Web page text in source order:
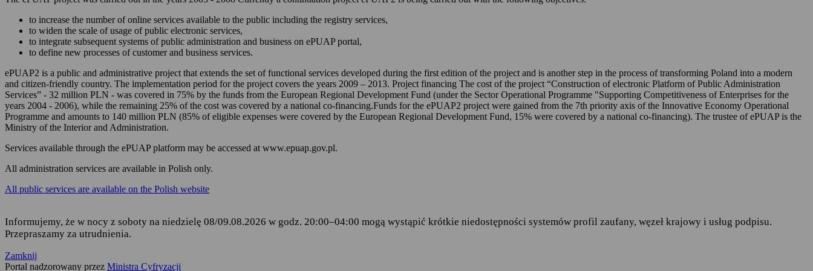
zarządzania Twoim kontem na ePUAP-ie,
korzystania z usług online udostępnionych na ePUAP-ie i w serwisie mObywatel.gov.pl,
składania podań i wniosków za pomocą formularzy elektronicznych udostępnionych na ePUAP-ie,
odbierania korespondencji doręczanej przez podmioty publiczne.
Podstawę przetwarzania danych stanowią:
Rozporządzenie Parlamentu Europejskiego i Rady (UE) 2016/679 z dnia 27 kwietnia 2016 r. w sprawie ochrony osób
fizycznych w związku z przetwarzaniem danych osobowych i w sprawie swobodnego przepływu takich danych oraz
Ustawa z dnia 17 lutego 2005 r. o informatyzacji działalności podmiotów realizujących zadania publiczne
ust. 1 i 2,
Rozporządzenie Ministra Cyfryzacji z dnia 5 października 2016 r. w sprawie zakresu i warunków korzystania z
elektronicznej platformy usług administracji publicznej.
Odbiorcą Twoich danych jest Centralny Ośrodek Informatyki, który w imieniu ministra właściwego do spraw informatyzacji
to increase the number of online services available to the public including the registry services,
to widen the scale of usage of public electronic services,
to integrate subsequent systems of public administration and business on ePUAP portal,
to define new processes of customer and business services.
ePUAP2 is a public and administrative project that extends the set of functional services developed during the first edition of the project and is another step in the process of transforming Poland into a modern
and citizen-friendly country. The implementation period for the project covers the years 2009 – 2013. Project financing The cost of the project “Construction of electronic Platform of Public Administration
Services” - 32 million PLN - was covered in 75% by the funds from the European Regional Development Fund (under the Sector Operational Programme "Supporting Competitiveness of Enterprises for the
years 2004 - 2006), while the remaining 25% of the cost was covered by a national co-financing.Funds for the ePUAP2 project were gained from the 7th priority axis of the Innovative Economy Operational
Programme and amounts to 140 million PLN (85% of eligible expenses were covered by the European Regional Development Fund, 15% were covered by a national co-financing). The trustee of ePUAP is the
Ministry of the Interior and Administration.
Services available through the ePUAP platform may be accessed at www.epuap.gov.pl.
All administration services are available in Polish only.
All public services are available on the Polish website
Informujemy, że w nocy z soboty na niedzielę 08/09.08.2026 w godz. 20:00–04:00 mogą wystąpić krótkie niedostępności systemów profil zaufany, węzeł krajowy i usług podpisu.
Przepraszamy za utrudnienia.
Zamknij
Portal nadzorowany przez Ministra Cyfryzacji